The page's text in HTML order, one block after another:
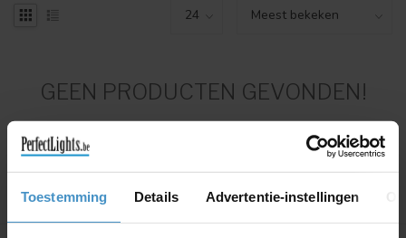
Toestemming Details Advertentie-instellingen
GEEN PRODUCTEN GEVONDEN!
Toon1-0van 0